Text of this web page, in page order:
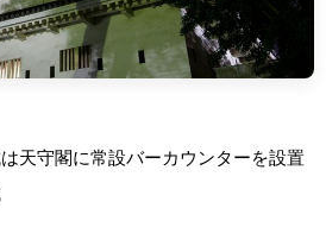
天守閣に常設バーカウンターを設置